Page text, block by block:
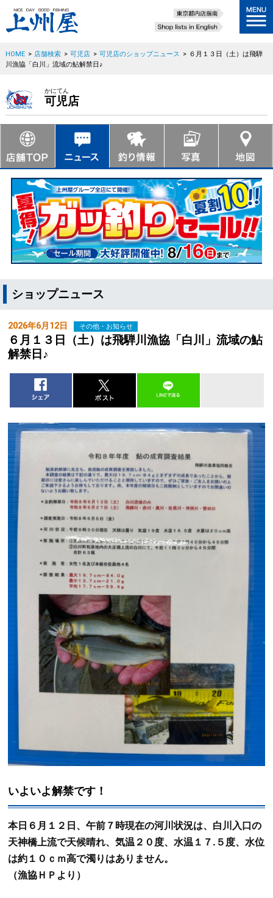
HOME > 店舗検索 > 可児店 > 可児店のショップニュース > ６月１３日（土）は飛騨
川漁協「白川」流域の鮎解禁日♪
かにてん
可児店
ショップニュース
2026年6月12日 その他・お知らせ
６月１３日（土）は飛騨川漁協「白川」流域の鮎
解禁日♪
いよいよ解禁です！
本日６月１２日、午前７時現在の河川状況は、白川入口の
天神橋上流で天候晴れ、気温２０度、水温１７.５度、水位
は約１０ｃｍ高で濁りはありません。
（漁協ＨＰより）